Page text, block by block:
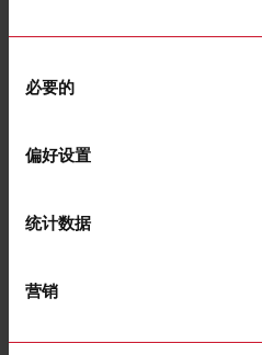
必要的
偏好设置
统计数据
营销
详细